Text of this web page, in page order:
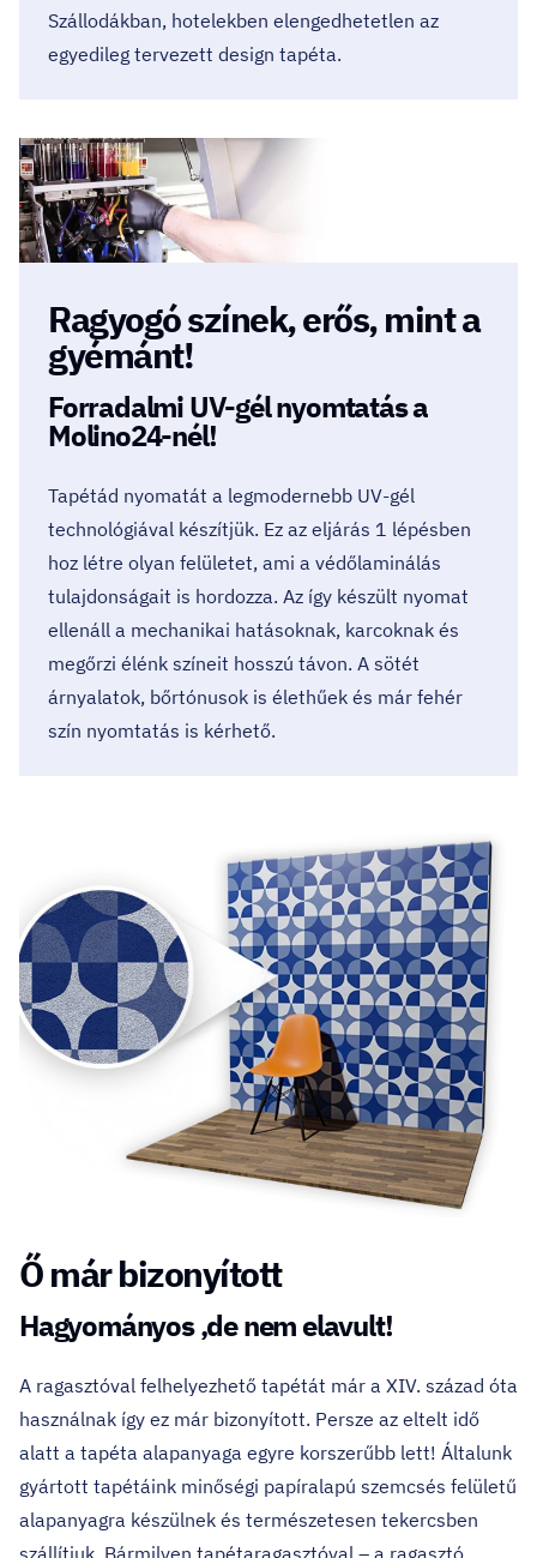
Szállodákban, hotelekben elengedhetetlen az
egyedileg tervezett design tapéta.
Ragyogó színek, erős, mint a
gyémánt!
Forradalmi UV-gél nyomtatás a
Molino24-nél!
Tapétád nyomatát a legmodernebb UV-gél
technológiával készítjük. Ez az eljárás 1 lépésben
hoz létre olyan felületet, ami a védőlaminálás
tulajdonságait is hordozza. Az így készült nyomat
ellenáll a mechanikai hatásoknak, karcoknak és
megőrzi élénk színeit hosszú távon. A sötét
árnyalatok, bőrtónusok is élethűek és már fehér
szín nyomtatás is kérhető.
Ő már bizonyított
Hagyományos ,de nem elavult!
A ragasztóval felhelyezhető tapétát már a XIV. század óta
használnak így ez már bizonyított. Persze az eltelt idő
alatt a tapéta alapanyaga egyre korszerűbb lett! Általunk
gyártott tapétáink minőségi papíralapú szemcsés felületű
alapanyagra készülnek és természetesen tekercsben
szállítjuk. Bármilyen tapétaragasztóval – a ragasztó